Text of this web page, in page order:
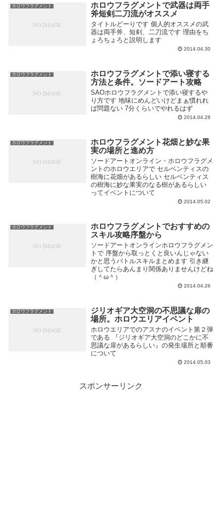
ホロウフラグメント
ホロウフラグメントで武器は両手
斧短剣二刀流がオススメ
タイトルどーりです 個人的オススメの武
器は両手斧、短剣、二刀流です 理由をち
ょろちょろと説明します
2014.04.30
ホロウフラグメント
ホロウフラグメントで添い寝する
方法と条件。ソードアート攻略
SAOホロウフラグメントで添い寝するや
り方です 地味にめんどいけどまぁ慣れれ
ば問題ない 7分くらいでやれるはず
2014.04.28
ホロウフラグメント
ホロウフラグメント花畑と妙な果
実の場所と進め方
ソードアートオンライン・ホロウフラグメ
ントのホロウエリアで セルベンティスの
樹海に花畑があるらしい セルベンティス
の樹海に妙な果実のなる樹があるらしい
ってイベントについて
2014.05.02
ホロウフラグメント
ホロウフラグメントでおすすめの
スキル攻略序盤から
ソードアートオンラインホロウフラグメン
トで 序盤から取っとくと良いんじゃない
かと思うバトルスキルまとめます 引き継
ぎしてたらあんまり関係ありませんけどね
（＾ω＾）
2014.04.26
ホロウフラグメント
ジリオギア大空洞の不思議な扉の
場所。ホロウエリアイベント
ホロウエリアでのアスナのイベント第２弾
である 『ジリオギア大空洞のどこかに不
思議な扉があるらしい』の発生場所と順番
について
2014.05.03
スポンサーリンク